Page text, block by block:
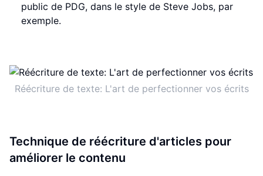
public de PDG, dans le style de Steve Jobs, par
exemple.
Réécriture de texte: L'art de perfectionner vos écrits
Technique de réécriture d'articles pour
améliorer le contenu